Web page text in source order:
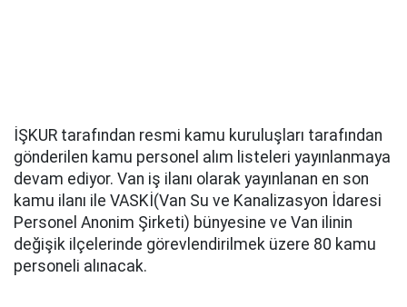
İŞKUR tarafından resmi kamu kuruluşları tarafından
gönderilen kamu personel alım listeleri yayınlanmaya
devam ediyor. Van iş ilanı olarak yayınlanan en son
kamu ilanı ile VASKİ(Van Su ve Kanalizasyon İdaresi
Personel Anonim Şirketi) bünyesine ve Van ilinin
değişik ilçelerinde görevlendirilmek üzere 80 kamu
personeli alınacak.